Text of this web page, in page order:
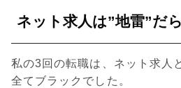
ネット求人は”地雷”だら
私の3回の転職は、ネット求人
全てブラックでした。